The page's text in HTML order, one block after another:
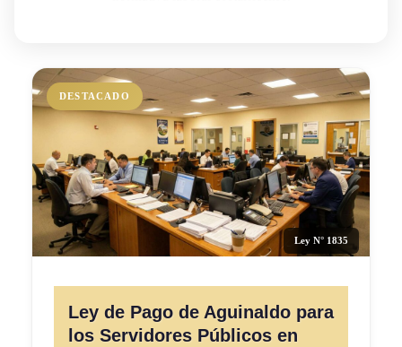
DESTACADO
Ley N° 1835
Ley de Pago de Aguinaldo para
los Servidores Públicos en